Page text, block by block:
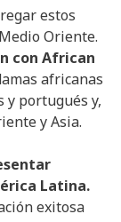
estos
Oriente.
con African
africanas
y portugués y,
y Asia.
Latina.
exitosa